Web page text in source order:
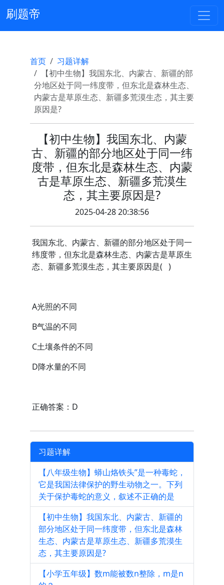
刷题帝
首页
习题详解
【初中生物】我国东北、内蒙古、新疆的部
分地区处于同一纬度带，但东北是森林生态、
内蒙古是草原生态、新疆多荒漠生态，其主要
原因是?
【初中生物】我国东北、内蒙
古、新疆的部分地区处于同一纬
度带，但东北是森林生态、内蒙
古是草原生态、新疆多荒漠生
态，其主要原因是?
2025-04-28 20:38:56
我国东北、内蒙古、新疆的部分地区处于同一
纬度带，但东北是森林生态、内蒙古是草原生
态、新疆多荒漠生态，其主要原因是( )
A光照的不同
B气温的不同
C土壤条件的不同
D降水量的不同
正确答案：D
习题详解
【八年级生物】蟒山烙铁头”是一种毒蛇，
它是我国法律保护的野生动物之一。下列
关于保护毒蛇的意义，叙述不正确的是
【初中生物】我国东北、内蒙古、新疆的
部分地区处于同一纬度带，但东北是森林
生态、内蒙古是草原生态、新疆多荒漠生
态，其主要原因是?
【小学五年级】数m能被数n整除，m是n